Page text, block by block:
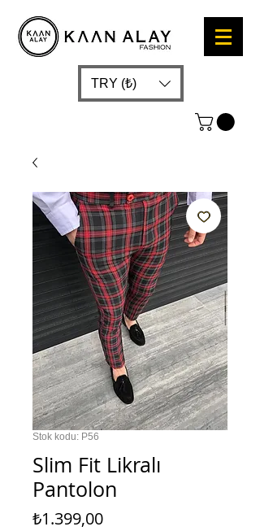
TRY (₺)
Stok kodu: P56
Slim Fit Likralı
Pantolon
₺1.399,00Fiyat